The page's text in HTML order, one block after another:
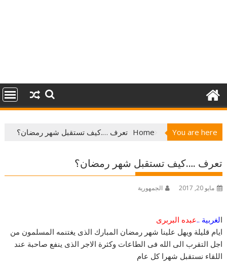
You are here
Home تعرف ….كيف تستقبل شهر رمضان؟
تعرف ….كيف تستقبل شهر رمضان؟
مايو 20, 2017 الجمهورية
الغربية ..عبده البربرى
ايام قليلة ويهل علينا شهر رمضان المبارك الذى يغتنمه المسلمون من
اجل التقرب الى الله فى الطاعات وكثرة الاجر الذى ينفع صاحبة عند
اللقاء نستقبل شهرا كل عام